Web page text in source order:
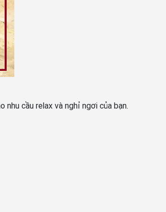
cầu relax và nghỉ ngơi của bạn.